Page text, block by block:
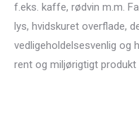
f.eks. kaffe, rødvin m.m.
lys, hvidskuret overflade,
vedligeholdelsesvenlig og
rent og miljørigtigt